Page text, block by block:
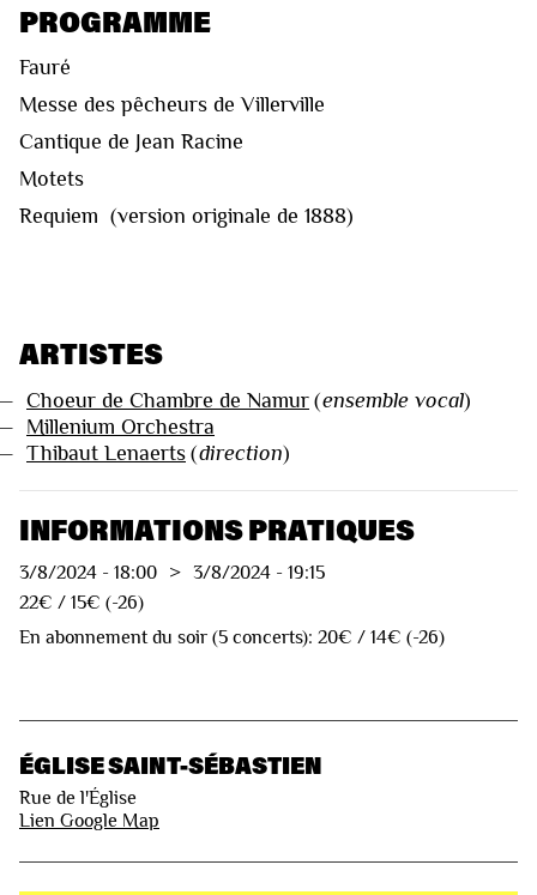
PROGRAMME
Fauré
Messe des pêcheurs de Villerville
Cantique de Jean Racine
Motets
Requiem (version originale de 1888)
ARTISTES
Choeur de Chambre de Namur (ensemble vocal)
Millenium Orchestra
Thibaut Lenaerts (direction)
INFORMATIONS PRATIQUES
3/8/2024 - 18:00 > 3/8/2024 - 19:15
22€ / 15€ (-26)
En abonnement du soir (5 concerts): 20€ / 14€ (-26)
ÉGLISE SAINT-SÉBASTIEN
Rue de l'Église
Lien Google Map